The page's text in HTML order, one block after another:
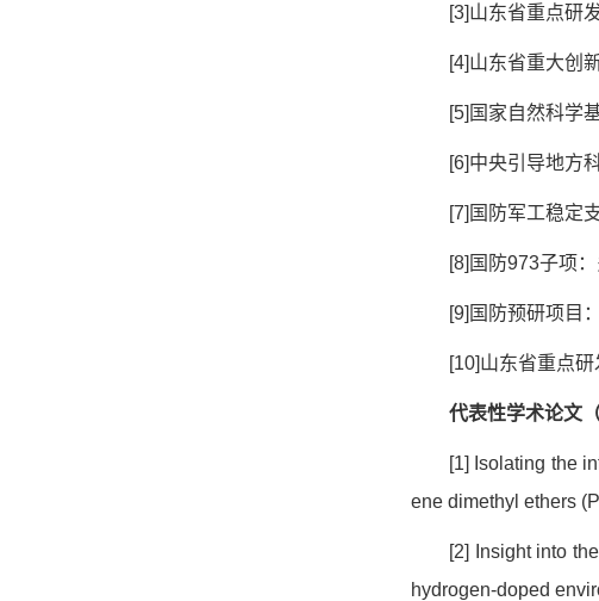
[3]山东省重点研
[4]山东省重大创
[5] 国家自然科学
[6]中央引导地方
[7] 国防军工稳定
[8] 国防973子项
[9] 国防预研项目
[10]山东省重点
代表性学术论文
[1] Isolating the
ene dimethyl ethers
[2] Insight into
hydrogen-doped